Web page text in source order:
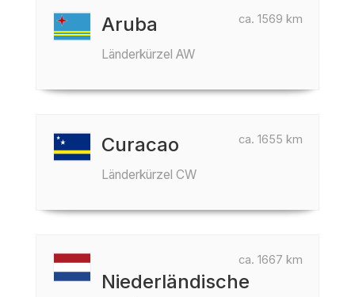
ca. 1569 km
Aruba
Länderkürzel AW
ca. 1655 km
Curacao
Länderkürzel CW
ca. 1667 km
Niederländische